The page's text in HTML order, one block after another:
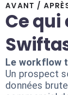
AVANT /
Ce
Le workflow
Un prospect
données